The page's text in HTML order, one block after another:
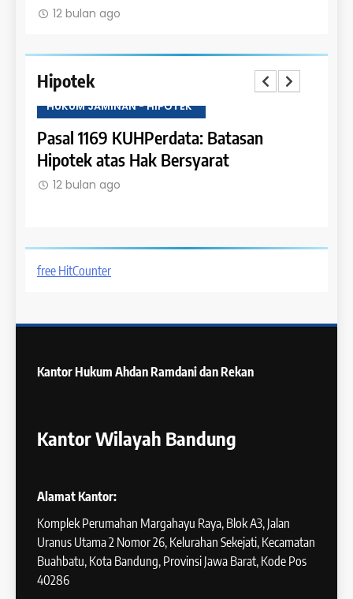
12 bulan ago
Hipotek
HUKUM JAMINAN - HIPOTEK
Pasal 1169 KUHPerdata: Batasan
Hipotek atas Hak Bersyarat
12 bulan ago
free HitCounter
Kantor Hukum Ahdan Ramdani dan Rekan
Kantor Wilayah Bandung
Alamat Kantor:
Komplek Perumahan Margahayu Raya, Blok A3, Jalan
Uranus Utama 2 Nomor 26, Kelurahan Sekejati, Kecamatan
Buahbatu, Kota Bandung, Provinsi Jawa Barat, Kode Pos
40286